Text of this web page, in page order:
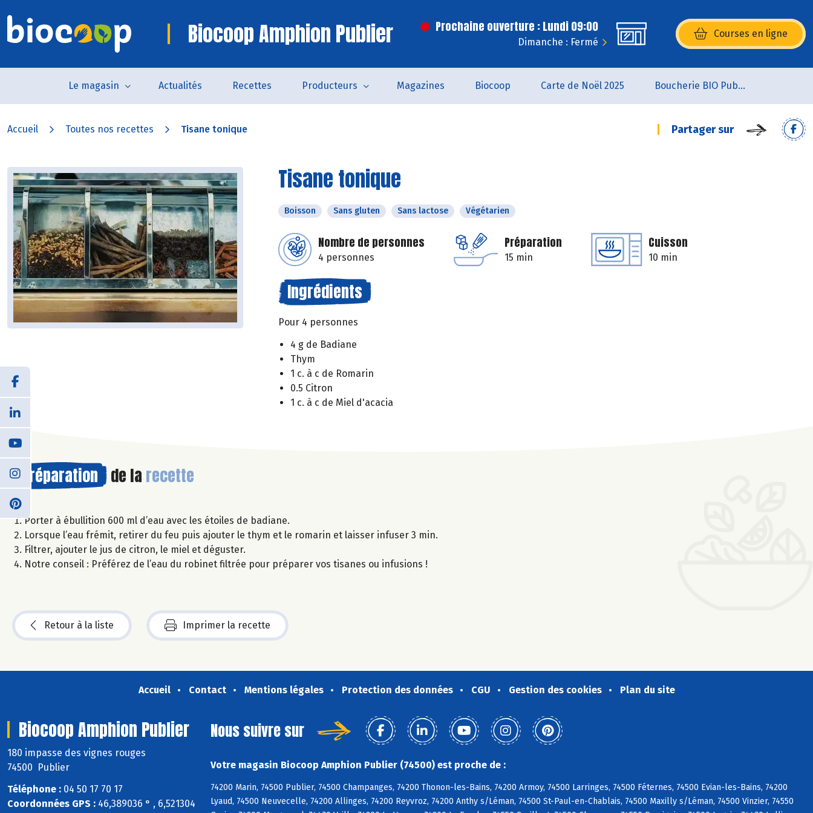
Biocoop Amphion Publier Prochaine ouverture : Lundi 09:00
Dimanche : Fermé
Courses en ligne
(s’ouvre dans une nouvelle
Le magasin Actualités Recettes Producteurs Magazines Biocoop Carte de Noël 2025 Boucherie BIO Publier
Accueil Toutes nos recettes Tisane tonique Partager sur
Tisane tonique
Boisson Sans gluten Sans lactose Végétarien
Nombre de personnes
4 personnes
Préparation
15 min
Cuisson
10 min
Ingrédients
Pour 4 personnes
4 g de Badiane
Thym
1 c. à c de Romarin
0.5 Citron
1 c. à c de Miel d'acacia
Préparation de la recette
Porter à ébullition 600 ml d’eau avec les étoiles de badiane.
Lorsque l’eau frémit, retirer du feu puis ajouter le thym et le romarin et laisser infuser 3 min.
Filtrer, ajouter le jus de citron, le miel et déguster.
Notre conseil : Préférez de l’eau du robinet filtrée pour préparer vos tisanes ou infusions !
Retour à la liste Imprimer la recette
Accueil Contact Mentions légales Protection des données CGU Gestion des cookies Plan du site
Biocoop Amphion Publier
180 impasse des vignes rouges
74500 Publier
Téléphone : 04 50 17 70 17
Coordonnées GPS : 46,389036 ° , 6,521304
Nous suivre sur
Votre magasin Biocoop Amphion Publier (74500) est proche de :
74200 Marin, 74500 Publier, 74500 Champanges, 74200 Thonon-les-Bains, 74200 Armoy, 74500 Larringes, 74500 Féternes, 74500 Evian-les-Bains, 74200
Lyaud, 74500 Neuvecelle, 74200 Allinges, 74200 Reyvroz, 74200 Anthy s/Léman, 74500 St-Paul-en-Chablais, 74500 Maxilly s/Léman, 74500 Vinzier, 74550